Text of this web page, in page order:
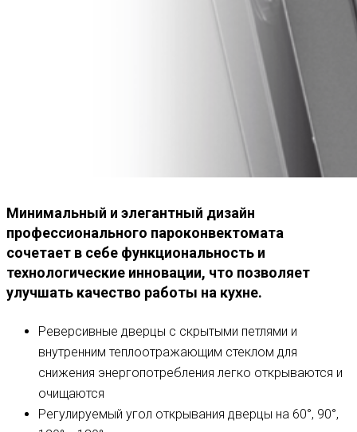
Минимальный и элегантный дизайн
профессионального пароконвектомата
сочетает в себе функциональность и
технологические инновации, что позволяет
улучшать качество работы на кухне.
Реверсивные дверцы с скрытыми петлями и
внутренним теплоотражающим стеклом для
снижения энергопотребления легко открываются и
очищаются
Регулируемый угол открывания дверцы на 60°, 90°,